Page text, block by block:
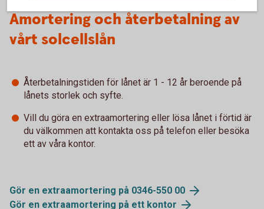
Amortering och återbetalning av
vårt solcellslån
Återbetalningstiden för lånet är 1 - 12 år beroende på
lånets storlek och syfte.
Vill du göra en extraamortering eller lösa lånet i förtid är
du välkommen att kontakta oss på telefon eller besöka
ett av våra kontor.
Gör en extraamortering på 0346-550 00
Gör en extraamortering på ett kontor